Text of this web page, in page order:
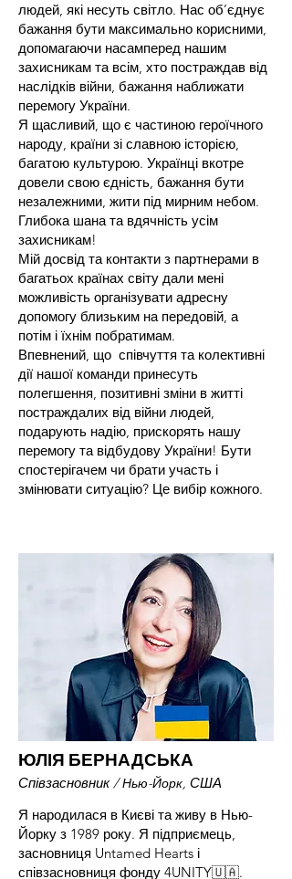
людей, які несуть світло. Нас об’єднує
бажання бути максимально корисними,
допомагаючи насамперед нашим
захисникам та всім, хто постраждав від
наслідків війни, бажання наближати
перемогу України.
Я щасливий, що є частиною героїчного
народу, країни зі славною історією,
багатою культурою. Українці вкотре
довели свою єдність, бажання бути
незалежними, жити під мирним небом.
Глибока шана та вдячність усім
захисникам!
Мій досвід та контакти з партнерами в
багатьох країнах світу дали мені
можливість організувати адресну
допомогу близьким на передовій, а
потім і їхнім побратимам.
Впевнений, що співчуття та колективні
дії нашої команди принесуть
полегшення, позитивні зміни в житті
постраждалих від війни людей,
подарують надію, прискорять нашу
перемогу та відбудову України! Бути
спостерігачем чи брати участь і
змінювати ситуацію? Це вибір кожного.
ЮЛІЯ БЕРНАДСЬКА
Співзасновник /Нью-Йорк, США
Я народилася в Києві та живу в Нью-
Йорку з 1989 року. Я підприємець,
засновниця Untamed Hearts і
співзасновниця фонду 4UNITY🇺🇦.